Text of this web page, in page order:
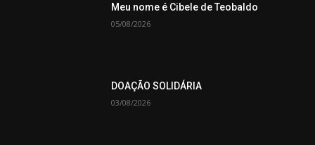
Meu nome é Cibele de Teobaldo
05/08/2026
DOAÇÃO SOLIDÁRIA
03/08/2026